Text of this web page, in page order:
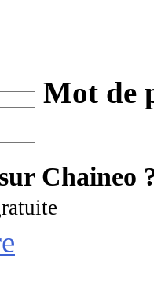
Mot de
Chaineo